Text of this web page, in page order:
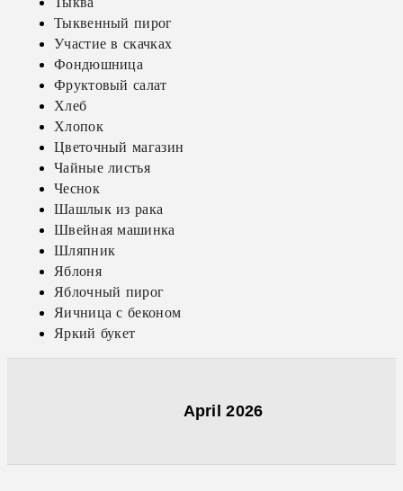
Тыквенный пирог
Участие в скачках
Фондюшница
Фруктовый салат
Хлеб
Хлопок
Цветочный магазин
Чайные листья
Чеснок
Шашлык из рака
Швейная машинка
Шляпник
Яблоня
Яблочный пирог
Яичница с беконом
Яркий букет
April 2026